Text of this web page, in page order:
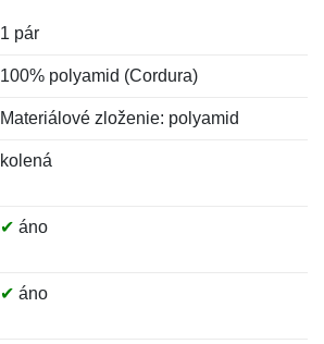
1 pár
100% polyamid (Cordura)
Materiálové zloženie: polyamid
kolená
✔ áno
✔ áno